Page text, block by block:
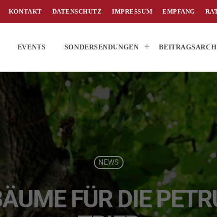
KONTAKT DATENSCHUTZ IMPRESSUM EMPFANG
EVENTS SONDERSENDUNGEN
NEWS
FÜR DIE